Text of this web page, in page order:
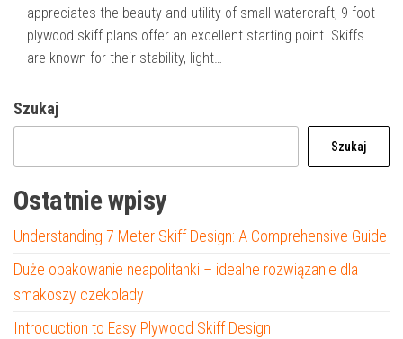
appreciates the beauty and utility of small watercraft, 9 foot
plywood skiff plans offer an excellent starting point. Skiffs
are known for their stability, light…
Szukaj
Szukaj
Ostatnie wpisy
Understanding 7 Meter Skiff Design: A Comprehensive Guide
Duże opakowanie neapolitanki – idealne rozwiązanie dla
smakoszy czekolady
Introduction to Easy Plywood Skiff Design